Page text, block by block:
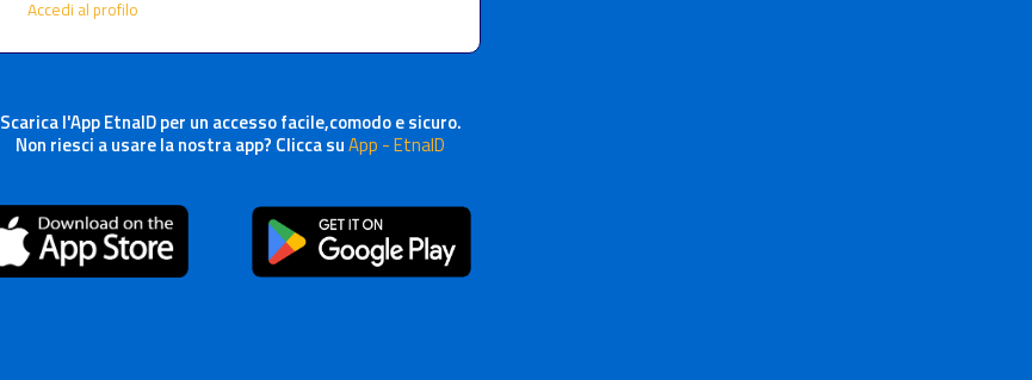
Accedi al profilo
Scarica l'App EtnaID per un accesso facile,comodo e sicuro.
Non riesci a usare la nostra app? Clicca suApp - EtnaID